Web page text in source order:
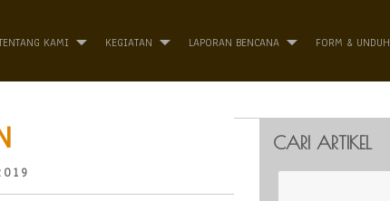
KAMI KEGIATAN LAPORAN BENCANA FORM & UNDUH
CARI ARTIKEL